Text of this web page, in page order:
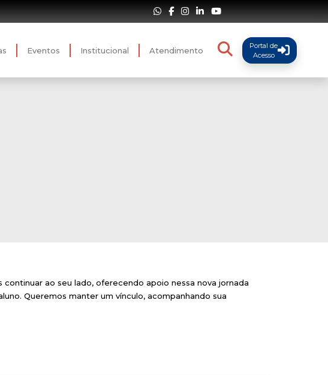
Eventos Institucional Atendimento
Portal de
Acesso
ao seu lado, oferecendo apoio nessa nova jornada
Queremos manter um vínculo, acompanhando sua